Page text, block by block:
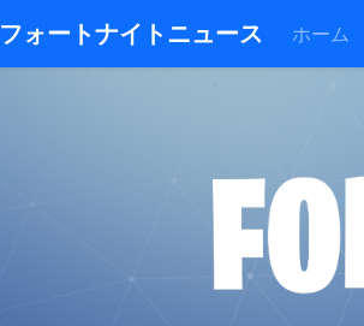
フォートナイトニュース ホーム